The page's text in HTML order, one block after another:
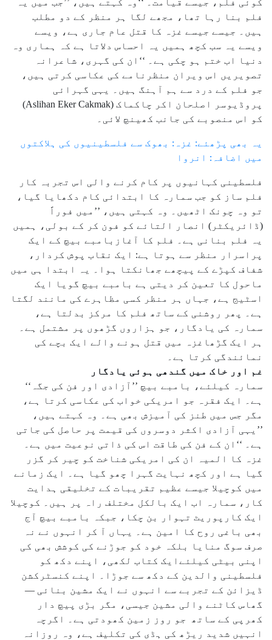
کوئی فلم، جیسے قیامت۔ ‘‘وہ کہتے ہیں، ’’جب میں یہ
فلم بنا رہا تھا، مجھے لگا ہر منظر کے دو مطلب
ہیں۔ جیسے جیسے غزہ کا قتل عام جاری ہے، ویسے
ویسے یہ سب کچھ ہمیں یہ احساس دلاتا ہے کہ ہماری وہ
دنیا اب ختم ہو چکی ہے۔ ‘‘ان کی گہری، شاعرانہ
تصویریں اس ویران منظرنامے کی عکاسی کرتی ہیں،
جو فلم کے درد سے ہم آہنگ ہیں۔ یہی گہرائی
پروڈیوسر اصلحان اکر چاکماک (Aslihan Eker Cakmak)
کو اس منصوبے کی جانب کھینچ لائی۔
یہ بھی پڑھئے: غزہ: بھوک سے فلسطینیوں کی ہلاکتوں
میں اضافہ: انروا
فلسطینی کہانیوں پر کام کرنے والی اس تجربہ کار
فلم ساز کو جب سمارہ کا ابتدائی کام دکھایا گیا،
تو وہ چونک اٹھیں۔ وہ کہتی ہیں، ’’میں فوراً
(ڈائریکٹر) انصار التائے کو فون کر کے بولی، ہمیں
یہ فلم بنانی ہے۔ فلم کا آغازبامبے بیچ کے ایک
پراسرار منظر سے ہوتا ہے: ایک نقاب پوش کردار،
شفاف کپڑے کے پیچھے جھانکتا ہوا۔ یہ ابتدا ہی میں
ماحول کا تعین کر دیتی ہے بامبے بیچ گویا ایک
اسٹیج ہے، جہاں ہر منظر کسی مظاہرے کی مانند لگتا
ہے۔ پھر روشنی کے ساتھ فلم کا مرکز بدلتا ہے،
سمارہ کی یادگار، جو ہزاروں گڑھوں پر مشتمل ہے۔
ہر ایک گڑھاغزہ میں قتل ہونے والے ایک بچے کی
نمائندگی کرتا ہے۔
غم اور خاک میں گندھی ہوئی یادگار
سمارہ کیلئے، بامبے بیچ ’’آزادی اور فن کی جگہ‘‘
ہے۔ ایک فقرہ جو امریکی خواب کی عکاسی کرتا ہے،
مگر جس میں طنز کی آمیزش بھی ہے۔ وہ کہتے ہیں،
’’یہی آزادی اکثر دوسروں کی قیمت پر حاصل کی جاتی
ہے۔ ‘‘ان کے فن کی طاقت اس کی ذاتی نوعیت میں ہے۔
غزہ کا المیہ ان کی امریکی شناخت کو چیر کر گزر
گیا ہے اور کچھ نہایت گہرا چھو گیا ہے۔ ایک زمانے
میں کوچیلا جیسے عظیم تقریبات کے تخلیقی ہدایت
کار، سمارہ اب ایک بالکل مختلف راہ پر ہیں۔ کوچیلا
ایک کارپوریٹ تہوار بن چکا، جبکہ بامبے بیچ آج
بھی باغی روح کا امین ہے۔ یہاں آ کر انہوں نے نہ
صرف سوگ منایا بلکہ خود کو جوڑنے کی کوشش بھی کی
اپنی بیٹی کیلئےایک کتاب لکھی، اپنے دکھ کو
فلسطینی والدین کے دکھ سے جوڑا۔ اپنے کنسٹرکشن
ڈیزائن کے تجربے سے انہوں نے ایک مشین بنائی —
گھاس کاٹنے والی مشین جیسی، مگر بڑی پیچ دار
کھرپی کے ساتھ جو روز زمین کھودتی ہے۔ اگرچہ
انہیں شدید ریڑھ کی ہڈی کی تکلیف ہے، وہ روزانہ